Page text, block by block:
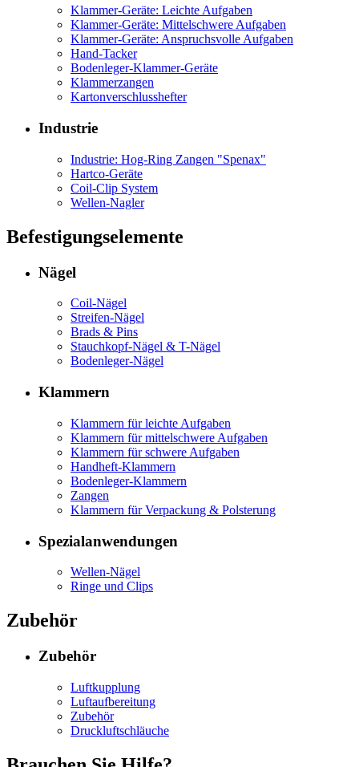
Klammer-Geräte: Leichte Aufgaben
Klammer-Geräte: Mittelschwere Aufgaben
Klammer-Geräte: Anspruchsvolle Aufgaben
Hand-Tacker
Bodenleger-Klammer-Geräte
Klammerzangen
Kartonverschlusshefter
Industrie
Industrie: Hog-Ring Zangen "Spenax"
Hartco-Geräte
Coil-Clip System
Wellen-Nagler
Befestigungselemente
Nägel
Coil-Nägel
Streifen-Nägel
Brads & Pins
Stauchkopf-Nägel & T-Nägel
Bodenleger-Nägel
Klammern
Klammern für leichte Aufgaben
Klammern für mittelschwere Aufgaben
Klammern für schwere Aufgaben
Handheft-Klammern
Bodenleger-Klammern
Zangen
Klammern für Verpackung & Polsterung
Spezialanwendungen
Wellen-Nägel
Ringe und Clips
Zubehör
Zubehör
Luftkupplung
Luftaufbereitung
Zubehör
Druckluftschläuche